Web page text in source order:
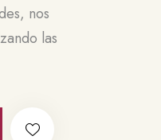
nos
las